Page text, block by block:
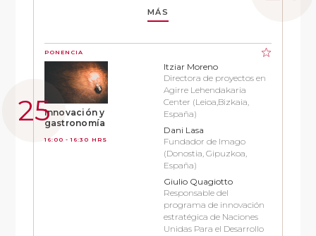
MÁS
PONENCIA
Innovación y
gastronomía
16:00 - 16:30 HRS
Itziar Moreno
Directora de proyectos en
Agirre Lehendakaria
Center (Leioa,Bizkaia,
España)
Dani Lasa
Fundador de Imago
(Donostia, Gipuzkoa,
España)
Giulio Quagiotto
Responsable del
programa de innovación
estratégica de Naciones
Unidas Para el Desarrollo